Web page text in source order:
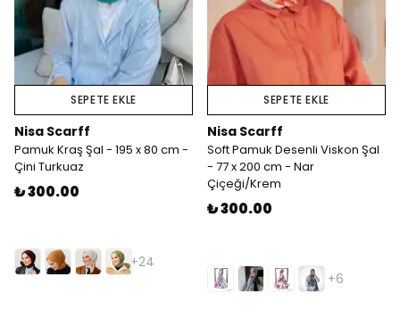
SEPETE EKLE
Nisa Scarff
Pamuk Kraş Şal - 195 x 80 cm -
Çini Turkuaz
₺ 300.00
+24
SEPETE EKLE
Nisa Scarff
Soft Pamuk Desenli Viskon Şal
- 77 x 200 cm - Nar
Çiçeği/Krem
₺ 300.00
+6